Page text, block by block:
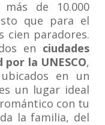
de 10.000
que para el
cien paradores.
en ciudades
la UNESCO,
en un
un lugar ideal
con tu
la familia, del